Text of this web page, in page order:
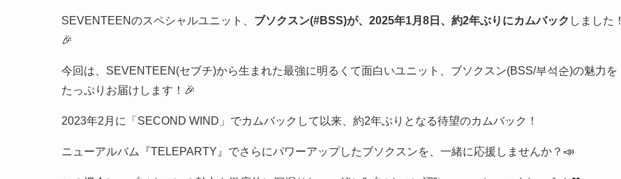
SEVENTEENのスペシャルユニット、 ブソクスン(#BSS)が、2025年1月8日、約2年ぶりにカムバック しました！
🎉
今回は、SEVENTEEN(セブチ)から生まれた最強に明るくて面白いユニット、ブソクスン(BSS/부석순)の魅力を
たっぷりお届けします！🎉
2023年2月に「SECOND WIND」でカムバックして以来、約2年ぶりとなる待望のカムバック！
ニューアルバム『TELEPARTY』でさらにパワーアップしたブソクスンを、一緒に応援しませんか？📣